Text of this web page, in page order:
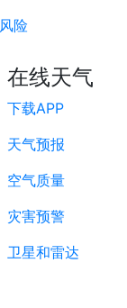
险
在线天气
下载APP
天气预报
空气质量
灾害预警
卫星和雷达